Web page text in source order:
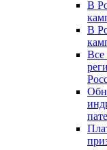
В
В
Все